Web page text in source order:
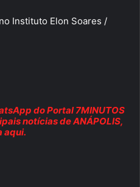
Instituto Elon Soares /
do Portal 7MINUTOS
notícias de ANÁPOLIS,
aqui.